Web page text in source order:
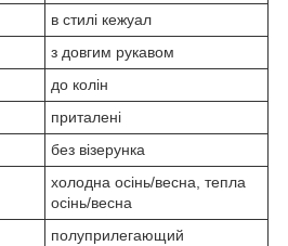
в стилі кежуал
з довгим рукавом
до колін
приталені
без візерунка
холодна осінь/весна, тепла
осінь/весна
полуприлегающий